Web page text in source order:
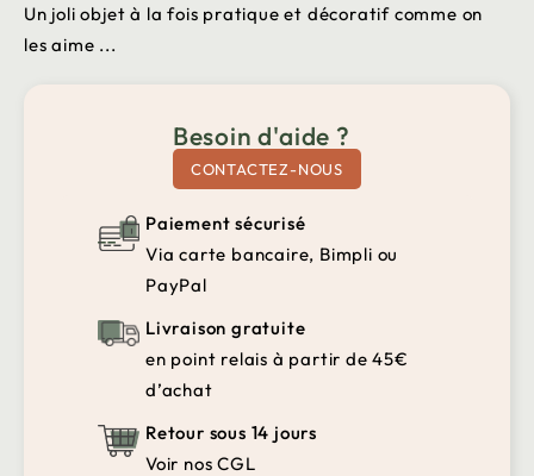
Un joli objet à la fois pratique et décoratif comme on
les aime ...
Besoin d'aide ?
CONTACTEZ-NOUS
Paiement sécurisé
Via carte bancaire, Bimpli ou
PayPal
Livraison gratuite
en point relais à partir de 45€
d’achat
Retour sous 14 jours
Voir nos CGL